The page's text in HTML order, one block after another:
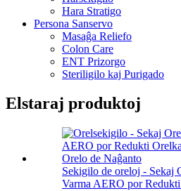
Hara Stratigo
Persona Sanservo
Masaĝa Reliefo
Colon Care
ENT Prizorgo
Steriligilo kaj Purigado
Elstaraj produktoj
Sekigilo de oreloj - Sekaj
Varma AERO por